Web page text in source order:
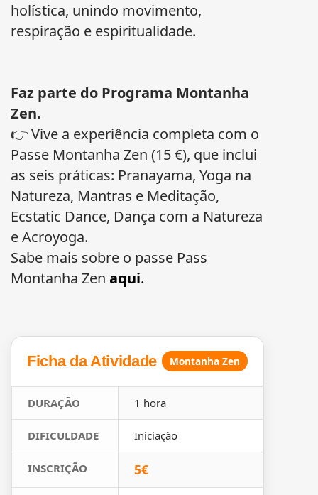
holística, unindo movimento,
respiração e espiritualidade.
Faz parte do Programa Montanha
Zen.
👉 Vive a experiência completa com o
Passe Montanha Zen (15 €), que inclui
as seis práticas: Pranayama, Yoga na
Natureza, Mantras e Meditação,
Ecstatic Dance, Dança com a Natureza
e Acroyoga.
Sabe mais sobre o passe Pass
Montanha Zen aqui.
Ficha da Atividade Montanha Zen
DURAÇÃO 1 hora
DIFICULDADE Iniciação
INSCRIÇÃO 5€